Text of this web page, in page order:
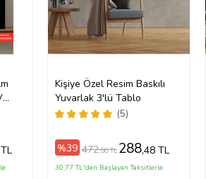
Kişiye Özel Resim Baskılı
Yuvarlak 3'lü Tablo
(5)
%39 472,50 TL 288,48 TL
30,77 TL'den Başlayan Taksitlerle